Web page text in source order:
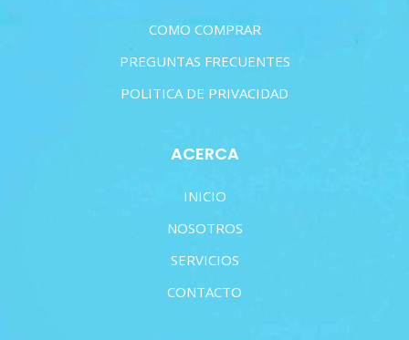
COMO COMPRAR
PREGUNTAS FRECUENTES
POLITICA DE PRIVACIDAD
ACERCA
INICIO
NOSOTROS
SERVICIOS
CONTACTO